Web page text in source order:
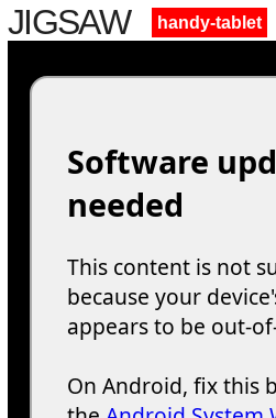
JIGSAW
handy-tablet